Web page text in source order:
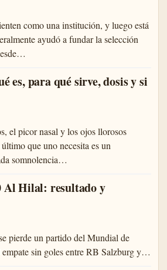
como una institución, y luego está
ayudó a fundar la selección
es, para qué sirve, dosis y si
el picor nasal y los ojos llorosos
que uno necesita es un
somnolencia…
Al Hilal: resultado y
pierde un partido del Mundial de
empate sin goles entre RB Salzburg y…